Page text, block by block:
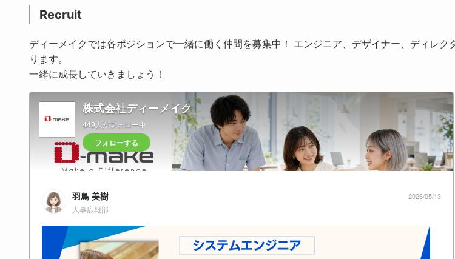
Recruit
ディーメイクでは各ポジションで一緒に働く仲間を募集中！ エンジニア、デザイナー、ディレク
ります。
一緒に成長していきましょう！